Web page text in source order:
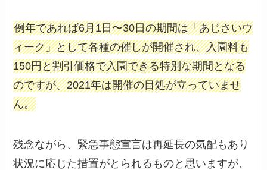
例年であれば6月1日〜30日の期間は「あじさいウ
ィーク」として各種の催しが開催され、入園料も
150円と割引価格で入園できる特別な期間となる
のですが、2021年は開催の目処が立っていませ
ん。
残念ながら、緊急事態宣言は再延長の気配もあり
状況に応じた措置がとられるものと思いますが、